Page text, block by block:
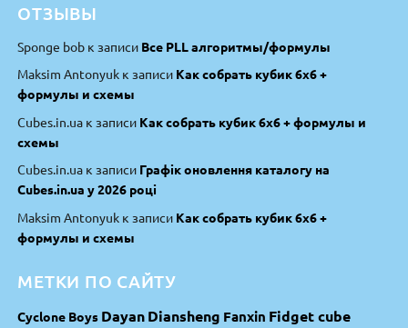
ОТЗЫВЫ
Sponge bob к записи Все PLL алгоритмы/формулы
Maksim Antonyuk к записи Как собрать кубик 6х6 +
формулы и схемы
Cubes.in.ua к записи Как собрать кубик 6х6 + формулы и
схемы
Cubes.in.ua к записи Графік оновлення каталогу на
Cubes.in.ua у 2026 році
Maksim Antonyuk к записи Как собрать кубик 6х6 +
формулы и схемы
МЕТКИ ПО САЙТУ
Cyclone Boys DayanDiansheng Fanxin Fidget cube